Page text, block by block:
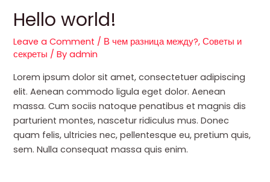
Hello world!
Leave a Comment / В чем разница между?,Советы и
секреты / Byadmin
Lorem ipsum dolor sit amet, consectetuer adipiscing
elit. Aenean commodo ligula eget dolor. Aenean
massa. Cum sociis natoque penatibus et magnis dis
parturient montes, nascetur ridiculus mus. Donec
quam felis, ultricies nec, pellentesque eu, pretium quis,
sem. Nulla consequat massa quis enim.